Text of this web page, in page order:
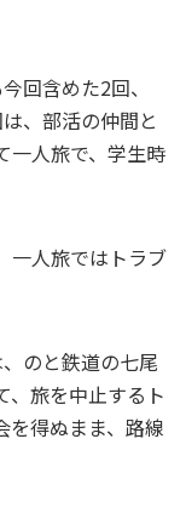
回含めた2回、
、部活の仲間と
一人旅で、学生時
一人旅ではトラブ
のと鉄道の七尾
、旅を中止するト
を得ぬまま、路線